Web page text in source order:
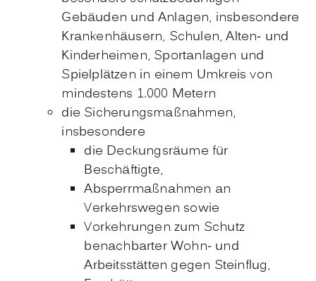
Gebäuden und Anlagen, insbesondere
Krankenhäusern, Schulen, Alten- und
Kinderheimen, Sportanlagen und
Spielplätzen in einem Umkreis von
mindestens 1.000 Metern
die Sicherungsmaßnahmen,
insbesondere
die Deckungsräume für
Beschäftigte,
Absperrmaßnahmen an
Verkehrswegen sowie
Vorkehrungen zum Schutz
benachbarter Wohn- und
Arbeitsstätten gegen Steinflug,